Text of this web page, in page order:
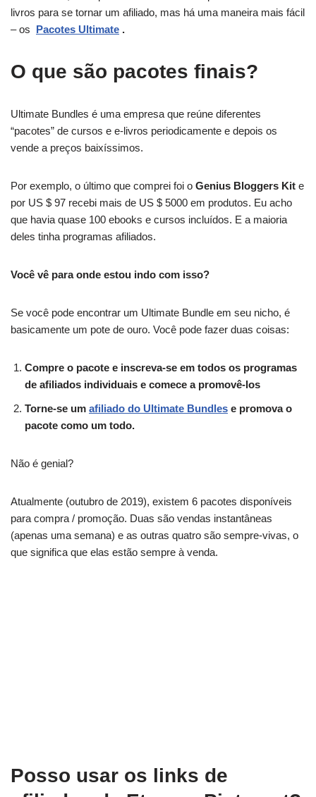
livros para se tornar um afiliado, mas há uma maneira mais fácil
– os Pacotes Ultimate .
O que são pacotes finais?
Ultimate Bundles é uma empresa que reúne diferentes
“pacotes” de cursos e e-livros periodicamente e depois os
vende a preços baixíssimos.
Por exemplo, o último que comprei foi o Genius Bloggers Kit e
por US $ 97 recebi mais de US $ 5000 em produtos. Eu acho
que havia quase 100 ebooks e cursos incluídos. E a maioria
deles tinha programas afiliados.
Você vê para onde estou indo com isso?
Se você pode encontrar um Ultimate Bundle em seu nicho, é
basicamente um pote de ouro. Você pode fazer duas coisas:
Compre o pacote e inscreva-se em todos os programas
de afiliados individuais e comece a promovê-los
Torne-se um afiliado do Ultimate Bundles e promova o
pacote como um todo.
Não é genial?
Atualmente (outubro de 2019), existem 6 pacotes disponíveis
para compra / promoção. Duas são vendas instantâneas
(apenas uma semana) e as outras quatro são sempre-vivas, o
que significa que elas estão sempre à venda.
Posso usar os links de